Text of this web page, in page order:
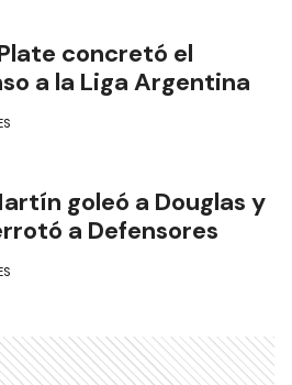
concretó el
a la Liga Argentina
goleó a Douglas y
a Defensores